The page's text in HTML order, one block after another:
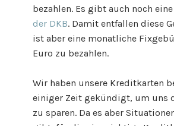
bezahlen. Es gibt auch noch eine
der DKB. Damit entfallen diese
ist aber eine monatliche
Euro zu bezahlen.
Wir haben unsere Kreditkarten
einiger Zeit gekündigt, um uns
zu sparen. Da es aber